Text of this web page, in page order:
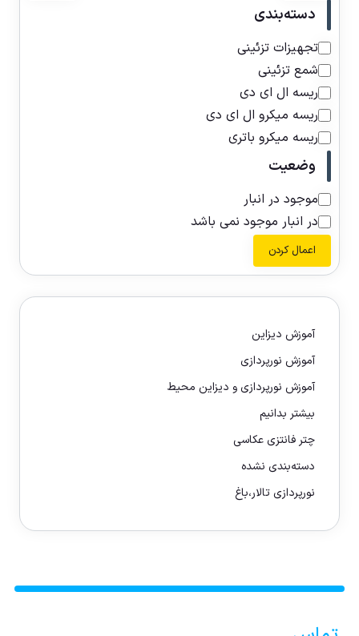
دسته‌بندی
تجهیزات تزئینی
شمع تزئینی
ریسه ال ای دی
ریسه میکرو ال ای دی
ریسه میکرو باتری
وضعیت
موجود در انبار
در انبار موجود نمی باشد
اعمال کردن
آموزش دیزاین
آموزش نورپردازی
آموزش نورپردازی و دیزاین محیط
بیشتر بدانیم
چتر فانتزی عکاسی
دسته‌بندی نشده
نورپردازی تالار،باغ